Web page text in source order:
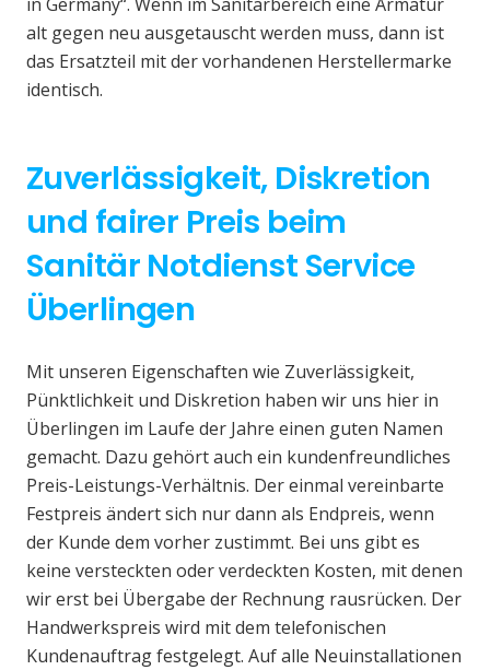
alt gegen neu ausgetauscht werden muss, dann ist
das Ersatzteil mit der vorhandenen Herstellermarke
identisch.
Zuverlässigkeit, Diskretion
und fairer Preis beim
Sanitär Notdienst Service
Überlingen
Mit unseren Eigenschaften wie Zuverlässigkeit,
Pünktlichkeit und Diskretion haben wir uns hier in
Überlingen im Laufe der Jahre einen guten Namen
gemacht. Dazu gehört auch ein kundenfreundliches
Preis-Leistungs-Verhältnis. Der einmal vereinbarte
Festpreis ändert sich nur dann als Endpreis, wenn
der Kunde dem vorher zustimmt. Bei uns gibt es
keine versteckten oder verdeckten Kosten, mit denen
wir erst bei Übergabe der Rechnung rausrücken. Der
Handwerkspreis wird mit dem telefonischen
Kundenauftrag festgelegt. Auf alle Neuinstallationen